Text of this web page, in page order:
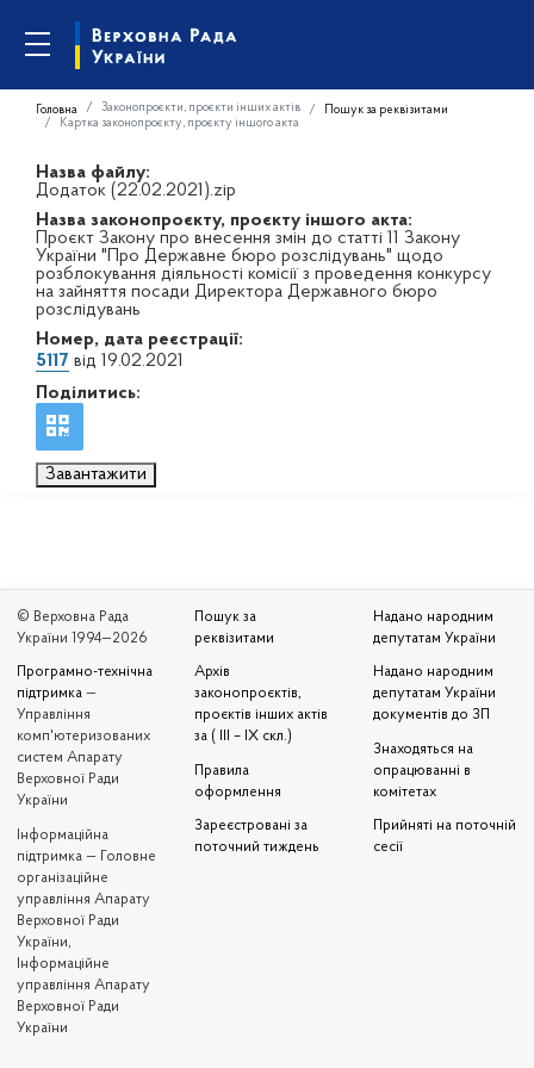
Головна Законопроєкти, проєкти інших актів
Пошук за реквізитами
Картка законопроєкту, проєкту іншого акта
Назва файлу:
Додаток (22.02.2021).zip
Назва законопроєкту, проєкту іншого акта:
Проєкт Закону про внесення змін до статті 11 Закону
України "Про Державне бюро розслідувань" щодо
розблокування діяльності комісії з проведення конкурсу
на зайняття посади Директора Державного бюро
розслідувань
Номер, дата реєстрації:
5117 від 19.02.2021
Поділитись:
Завантажити
© Верховна Рада
України 1994—2026
Програмно-технічна
підтримка —
Управління
комп'ютеризованих
систем Апарату
Верховної Ради
України
Iнформаційна
підтримка — Головне
організаційне
управління Апарату
Верховної Ради
України,
Інформаційне
управління Апарату
Верховної Ради
України
Пошук за
реквізитами
Архів
законопроєктів,
проєктів інших актів
за ( III – IX скл.)
Правила
оформлення
Зареєстровані за
поточний тиждень
Надано народним
депутатам України
Надано народним
депутатам України
документів до ЗП
Знаходяться на
опрацюванні в
комітетах
Прийняті на поточній
сесії